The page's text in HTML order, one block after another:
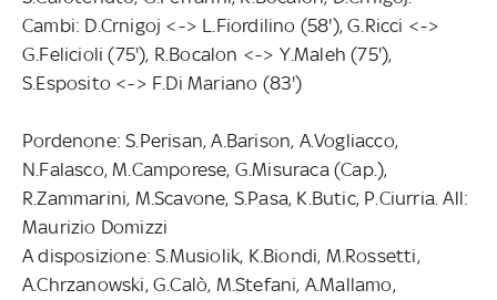
Cambi: D.Crnigoj <-> L.Fiordilino (58'), G.Ricci <->
G.Felicioli (75'), R.Bocalon <-> Y.Maleh (75'),
S.Esposito <-> F.Di Mariano (83')
Pordenone: S.Perisan, A.Barison, A.Vogliacco,
N.Falasco, M.Camporese, G.Misuraca (Cap.),
R.Zammarini, M.Scavone, S.Pasa, K.Butic, P.Ciurria. All:
Maurizio Domizzi
A disposizione: S.Musiolik, K.Biondi, M.Rossetti,
A.Chrzanowski, G.Calò, M.Stefani, A.Mallamo,